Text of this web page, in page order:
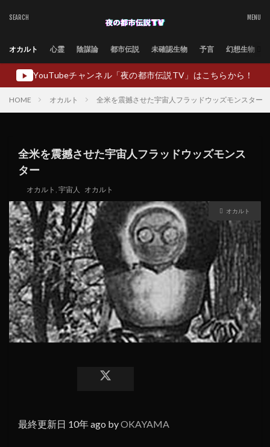
オカルト 心霊 陰謀論 都市伝説 未確認生物 予言 幻想生物
▶ YouTubeチャンネル「夜の都市伝説TV」はこちらから！
HOME オカルト 全米を震撼させた宇宙人フラッドウッズモンスター
全米を震撼させた宇宙人フラッドウッズモンス
ター
オカルト , 宇宙人 オカルト
オカルト
最終更新日 10年 ago byOKAYAMA